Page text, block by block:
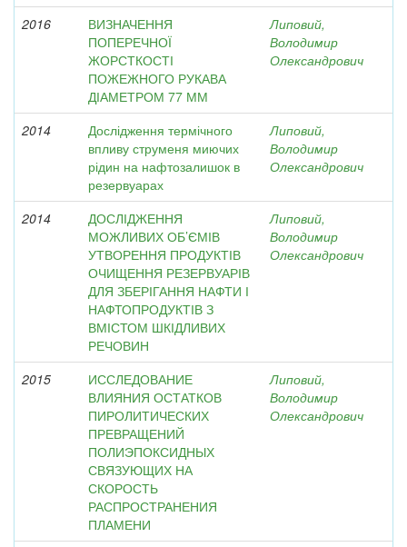
2016
ВИЗНАЧЕННЯ
ПОПЕРЕЧНОЇ
ЖОРСТКОСТІ
ПОЖЕЖНОГО РУКАВА
ДІАМЕТРОМ 77 ММ
Липовий,
Володимир
Олександрович
2014
Дослідження термічного
впливу струменя миючих
рідин на нафтозалишок в
резервуарах
Липовий,
Володимир
Олександрович
2014
ДОСЛІДЖЕННЯ
МОЖЛИВИХ ОБ’ЄМІВ
УТВОРЕННЯ ПРОДУКТІВ
ОЧИЩЕННЯ РЕЗЕРВУАРІВ
ДЛЯ ЗБЕРІГАННЯ НАФТИ І
НАФТОПРОДУКТІВ З
ВМІСТОМ ШКІДЛИВИХ
РЕЧОВИН
Липовий,
Володимир
Олександрович
2015
ИССЛЕДОВАНИЕ
ВЛИЯНИЯ ОСТАТКОВ
ПИРОЛИТИЧЕСКИХ
ПРЕВРАЩЕНИЙ
ПОЛИЭПОКСИДНЫХ
СВЯЗУЮЩИХ НА
СКОРОСТЬ
РАСПРОСТРАНЕНИЯ
ПЛАМЕНИ
Липовий,
Володимир
Олександрович